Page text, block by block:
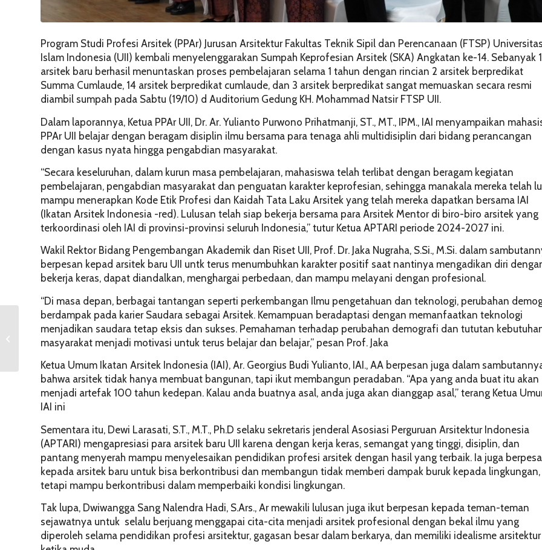
Program Studi Profesi Arsitek (PPAr) Jurusan Arsitektur Fakultas Teknik Sipil dan Perencanaan (FTSP)
Islam Indonesia (UII) kembali menyelenggarakan Sumpah Keprofesian Arsitek (SKA) Angkatan ke-14. Sebanyak
arsitek baru berhasil menuntaskan proses pembelajaran selama 1 tahun dengan rincian 2 arsitek berpredikat
Summa Cumlaude, 14 arsitek berpredikat cumlaude, dan 3 arsitek berpredikat sangat memuaskan secara resmi
diambil sumpah pada Sabtu (19/10) d Auditorium Gedung KH. Mohammad Natsir FTSP UII.
Dalam laporannya, Ketua PPAr UII, Dr. Ar. Yulianto Purwono Prihatmanji, ST., MT., IPM., IAI menyampaikan
PPAr UII belajar dengan beragam disiplin ilmu bersama para tenaga ahli multidisiplin dari bidang perancangan
dengan kasus nyata hingga pengabdian masyarakat.
“Secara keseluruhan, dalam kurun masa pembelajaran, mahasiswa telah terlibat dengan beragam kegiatan
pembelajaran, pengabdian masyarakat dan penguatan karakter keprofesian, sehingga manakala mereka telah
mampu menerapkan Kode Etik Profesi dan Kaidah Tata Laku Arsitek yang telah mereka dapatkan bersama IAI
(Ikatan Arsitek Indonesia -red). Lulusan telah siap bekerja bersama para Arsitek Mentor di biro-biro arsitek yang
terkoordinasi oleh IAI di provinsi-provinsi seluruh Indonesia,” tutur Ketua APTARI periode 2024-2027 ini.
Wakil Rektor Bidang Pengembangan Akademik dan Riset UII, Prof. Dr. Jaka Nugraha, S.Si., M.Si. dalam
berpesan kepad arsitek baru UII untk terus menumbuhkan karakter positif saat nantinya mengadikan diri
bekerja keras, dapat diandalkan, menghargai perbedaan, dan mampu melayani dengan profesional.
“Di masa depan, berbagai tantangan seperti perkembangan Ilmu pengetahuan dan teknologi, perubahan
berdampak pada karier Saudara sebagai Arsitek. Kemampuan beradaptasi dengan memanfaatkan teknologi
menjadikan saudara tetap eksis dan sukses. Pemahaman terhadap perubahan demografi dan tututan
masyarakat menjadi motivasi untuk terus belajar dan belajar,” pesan Prof. Jaka
Ketua Umum Ikatan Arsitek Indonesia (IAI), Ar. Georgius Budi Yulianto, IAI., AA berpesan juga dalam
bahwa arsitek tidak hanya membuat bangunan, tapi ikut membangun peradaban. “Apa yang anda buat itu akan
menjadi artefak 100 tahun kedepan. Kalau anda buatnya asal, anda juga akan dianggap asal,” terang Ketua
IAI ini
Sementara itu, Dewi Larasati, S.T., M.T., Ph.D selaku sekretaris jenderal Asosiasi Perguruan Arsitektur Indonesia
(APTARI) mengapresiasi para arsitek baru UII karena dengan kerja keras, semangat yang tinggi, disiplin, dan
pantang menyerah mampu menyelesaikan pendidikan profesi arsitek dengan hasil yang terbaik. Ia juga
kepada arsitek baru untuk bisa berkontribusi dan membangun tidak memberi dampak buruk kepada lingkungan,
tetapi mampu berkontribusi dalam memperbaiki kondisi lingkungan.
Tak lupa, Dwiwangga Sang Nalendra Hadi, S.Ars., Ar mewakili lulusan juga ikut berpesan kepada teman-teman
sejawatnya untuk selalu berjuang menggapai cita-cita menjadi arsitek profesional dengan bekal ilmu yang
diperoleh selama pendidikan profesi arsitektur, gagasan besar dalam berkarya, dan memiliki idealisme arsitektur
Jurusan Akuntansi UII
Selenggarakan UII-
Business and
Competition...